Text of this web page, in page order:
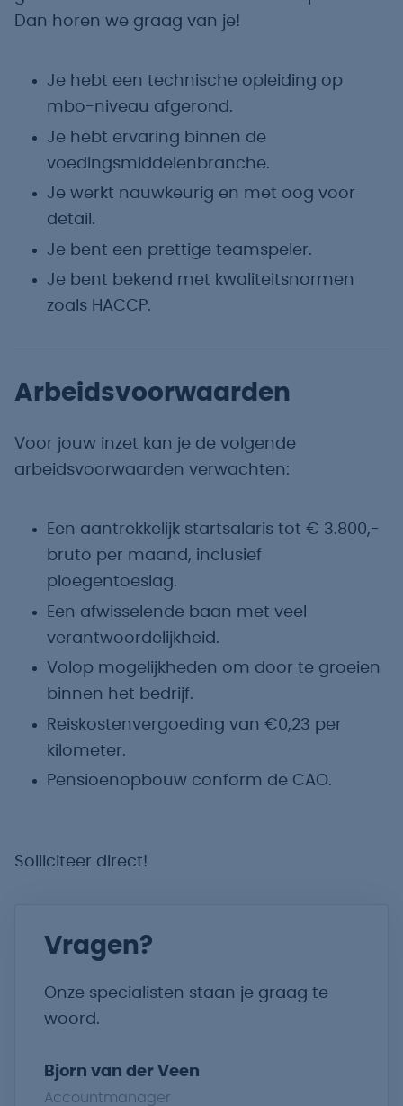
Dan horen we graag van je!
Je hebt een technische opleiding op
mbo-niveau afgerond.
Je hebt ervaring binnen de
voedingsmiddelenbranche.
Je werkt nauwkeurig en met oog voor
detail.
Je bent een prettige teamspeler.
Je bent bekend met kwaliteitsnormen
zoals HACCP.
Arbeidsvoorwaarden
Voor jouw inzet kan je de volgende
arbeidsvoorwaarden verwachten:
Een aantrekkelijk startsalaris tot € 3.800,-
bruto per maand, inclusief
ploegentoeslag.
Een afwisselende baan met veel
verantwoordelijkheid.
Volop mogelijkheden om door te groeien
binnen het bedrijf.
Reiskostenvergoeding van €0,23 per
kilometer.
Pensioenopbouw conform de CAO.
Solliciteer direct!
Vragen?
Onze specialisten staan je graag te
woord.
Bjorn van der Veen
Accountmanager